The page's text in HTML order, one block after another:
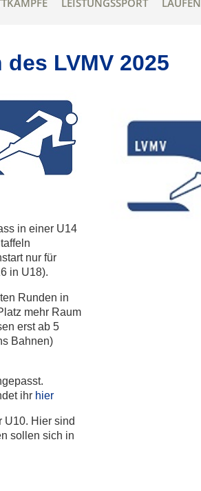
LEISTUNGSSPORT LAUFEN
LVMV 2025
in einer U14
nur für
in U18).
Runden in
mehr Raum
erst ab 5
Bahnen)
ihr hier
U10. Hier sind
sollen sich in